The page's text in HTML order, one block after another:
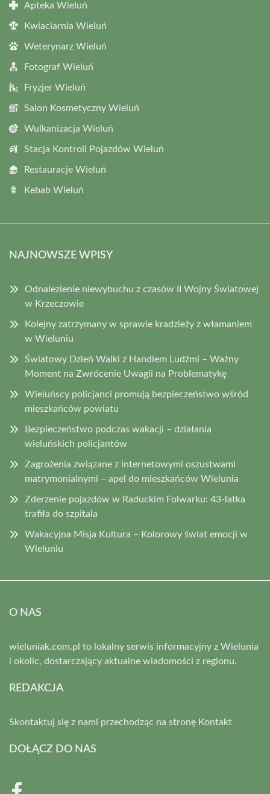
Apteka Wieluń
Kwiaciarnia Wieluń
Weterynarz Wieluń
Fotograf Wieluń
Fryzjer Wieluń
Salon Kosmetyczny Wieluń
Wulkanizacja Wieluń
Stacja Kontroli Pojazdów Wieluń
Restauracje Wieluń
Kebab Wieluń
NAJNOWSZE WPISY
Odnalezienie niewybuchu z czasów II Wojny Światowej
w Krzeczowie
Kolejny zatrzymany w sprawie kradzieży z włamaniem
w Wieluniu
Światowy Dzień Walki z Handlem Ludźmi – Ważny
Moment na Zwrócenie Uwagii na Problematykę
Wieluńscy policjanci promują bezpieczeństwo wśród
mieszkańców powiatu
Bezpieczeństwo podczas wakacji – działania
wieluńskich policjantów
Zagrożenia związane z internetowymi oszustwami
matrymonialnymi – apel do mieszkańców Wielunia
Zderzenie pojazdów w Raduckim Folwarku: 43-latka
trafiła do szpitala
Wakacyjna Misja Kultura – Kolorowy świat emocji w
Wieluniu
O NAS
wieluniak.com.pl to lokalny serwis informacyjny z Wielunia
i okolic, dostarczający aktualne wiadomości z regionu.
REDAKCJA
Skontaktuj się z nami przechodząc na stronę Kontakt
DOŁĄCZ DO NAS